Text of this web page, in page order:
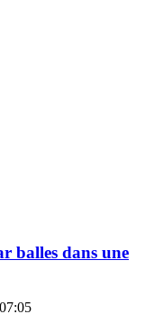
balles dans une